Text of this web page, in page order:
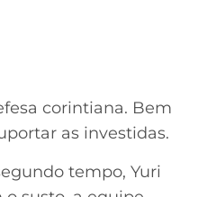
corintiana. Bem
as investidas.
tempo, Yuri